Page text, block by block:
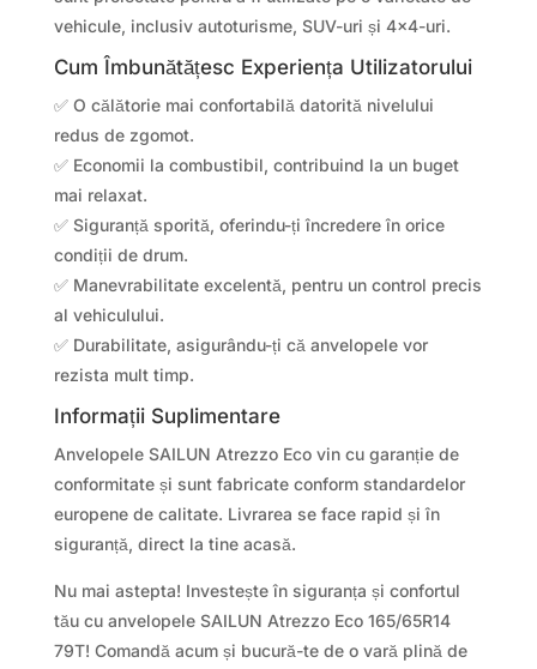
vehicule, inclusiv autoturisme, SUV-uri și 4×4-uri.
Cum Îmbunătățesc Experiența Utilizatorului
✅ O călătorie mai confortabilă datorită nivelului
redus de zgomot.
✅ Economii la combustibil, contribuind la un buget
mai relaxat.
✅ Siguranță sporită, oferindu-ți încredere în orice
condiții de drum.
✅ Manevrabilitate excelentă, pentru un control precis
al vehiculului.
✅ Durabilitate, asigurându-ți că anvelopele vor
rezista mult timp.
Informații Suplimentare
Anvelopele SAILUN Atrezzo Eco vin cu garanție de
conformitate și sunt fabricate conform standardelor
europene de calitate. Livrarea se face rapid și în
siguranță, direct la tine acasă.
Nu mai astepta! Investește în siguranța și confortul
tău cu anvelopele SAILUN Atrezzo Eco 165/65R14
79T! Comandă acum și bucură-te de o vară plină de